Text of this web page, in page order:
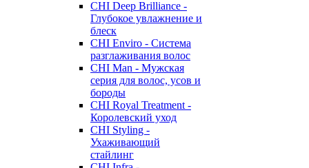
CHI Deep Brilliance -
Глубокое увлажнение и
блеск
CHI Enviro - Система
разглаживания волос
CHI Man - Мужская
серия для волос, усов и
бороды
CHI Royal Treatment -
Королевский уход
CHI Styling -
Ухаживающий
стайлинг